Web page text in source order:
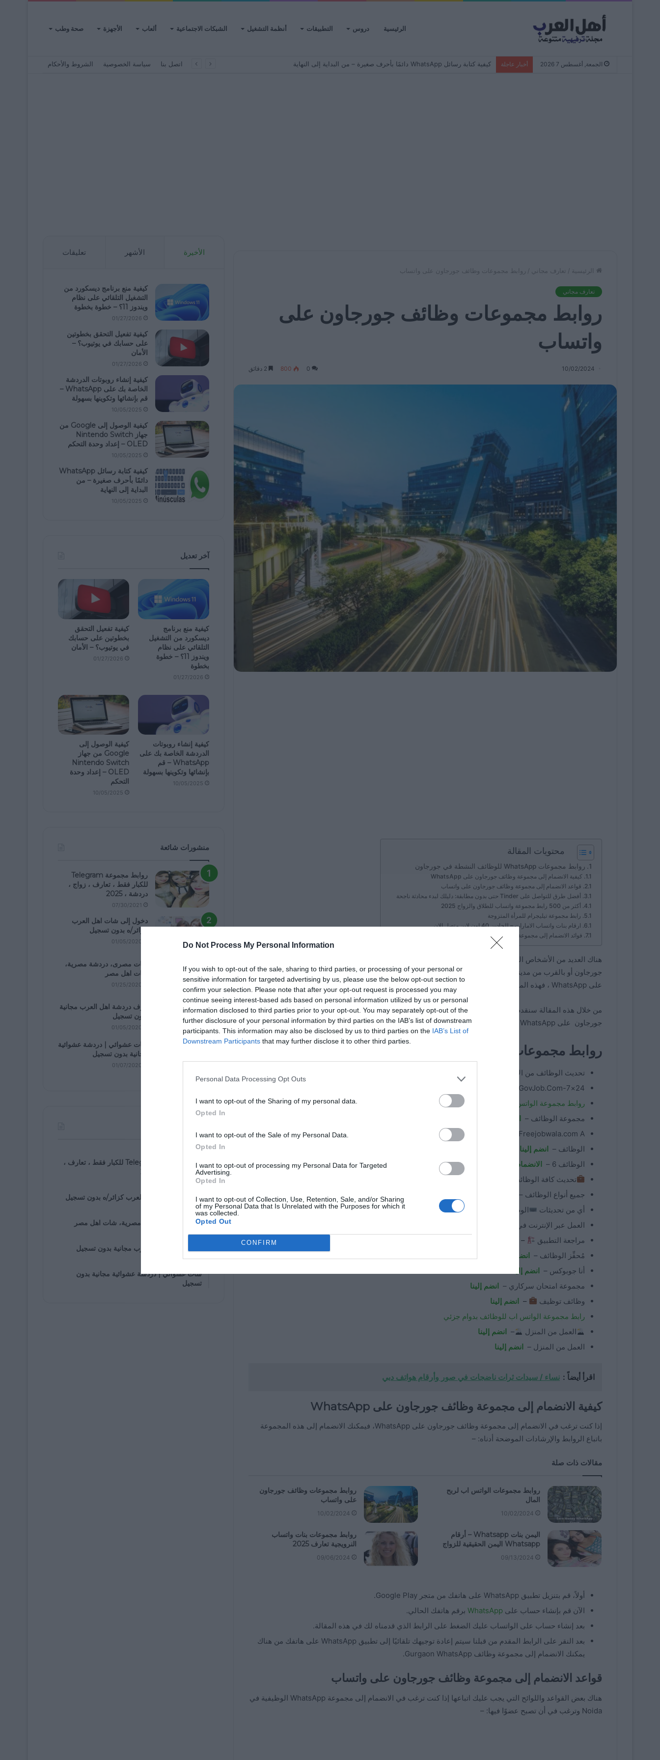
Do Not Process My Personal Information
If you wish to opt-out of the sale, sharing to third parties, or processing of your personal or
sensitive information for targeted advertising by us, please use the below opt-out section to
confirm your selection. Please note that after your opt-out request is processed you may
continue seeing interest-based ads based on personal information utilized by us or personal
information disclosed to third parties prior to your opt-out. You may separately opt-out of the
further disclosure of your personal information by third parties on the IAB’s list of downstream
participants. This information may also be disclosed by us to third parties on the IAB’s List of
Downstream Participants that may further disclose it to other third parties.
Personal Data Processing Opt Outs
I want to opt-out of the Sharing of my personal data.
Opted In
I want to opt-out of the Sale of my Personal Data.
Opted In
I want to opt-out of processing my Personal Data for Targeted
Advertising.
Opted In
I want to opt-out of Collection, Use, Retention, Sale, and/or Sharing
of my Personal Data that Is Unrelated with the Purposes for which it
was collected.
Opted Out
CONFIRM
الرئيسية دروس التطبيقات أنظمة التشغيل الشبكات الاجتماعية ألعاب الأجهزة صحة وطب
الجمعة, أغسطس 7 2026 أخبار عاجلة كيفية كتابة رسائل WhatsApp دائمًا بأحرف صغيرة – من البداية إلى النهاية اتصل بنا سياسة الخصوصية الشروط والأحكام
الرئيسية / تعارف مجاني / روابط مجموعات وظائف جورجاون على واتساب
تعارف مجاني
روابط مجموعات وظائف جورجاون على
واتساب
10/02/2024
0
800
محتويات المقالة
روابط مجموعات WhatsApp للوظائف النشطة في جورجاون
كيفية الانضمام إلى مجموعة وظائف جورجاون على WhatsApp
قواعد الانضمام إلى مجموعة وظائف جورجاون على واتساب
أفضل طرق للتواصل على Tinder حتى بدون مطابقة: دليلك لبدء محادثة ناجحة
أكثر من 500 رابط مجموعة واتساب للطلاق والزواج 2025
رابط مجموعة تيليجرام للمرأة المتزوجة
ارقام بنات واتساب الامارات – للجادين 40 اون لاين متصل الان
فوائد الانضمام إلى مجموعة وظائف جورجاون على واتساب
هناك العديد من الأشخاص الذين يبحثون عن وظائف لكسب رزقهم. إذا كنت من
جورجاون أو بالقرب من مدينة جورجاون، فهذه المقالة لك. إذا كنت ترغب في الانضمام إلى مجموعة وظائف جورجاون
على WhatsApp ، فهذه المقالة لك.
من خلال هذه المقالة سنقدم لك الروابط والإرشادات التي يمكنك من خلالها الانضمام إلى مجموعة وظائف
جورجاون على WhatsApp وتصبح عضوًا في هذه المجموعة.
روابط مجموعات WhatsApp للوظائف النشطة في جورجاون
تحديث الوظائف من الألف إلى الياء 2
24×7-GovJob.Com –
روابط مجموعة الواتس اب لنتائج الامتحانات
مجموعة الوظائف – انضم إلينا
Freejobwala.com A –
الوظائف – انضم إلينا
الوظائف 6 –
الانضمام
تحديث كافة الوظائف
جميع أنواع الوظائف –
أي من تحديثات
الوظائف
العمل عبر الإنترنت في أمازون
مراجعة التطبيق
–
مُحفِّز الوظائف – انضم إلينا
أنا جوبوكس – انضم إلينا
مجموعة امتحان سركاري – انضم إلينا
وظائف توظيف
– انضم إلينا
رابط مجموعة الواتس اب للوظائف بدوام جزئي
العمل من المنزل
–انضم إلينا
العمل من المنزل – انضم إلينا
اقرأ أيضاً : نساء / سيدات ثرات ناضجات في صور وأرقام هواتف دبي
كيفية الانضمام إلى مجموعة وظائف جورجاون على WhatsApp
إذا كنت ترغب في الانضمام إلى مجموعة وظائف جورجاون على WhatsApp، فيمكنك الانضمام إلى هذه المجموعة
باتباع الروابط والإرشادات الموضحة أدناه: –
مقالات ذات صلة
روابط مجموعات الواتس اب لربح
المال
10/02/2024
روابط مجموعات وظائف جورجاون
على واتساب
10/02/2024
اليمن بنات Whatsapp – أرقام
Whatsapp اليمن الحقيقية للزواج
09/13/2024
روابط مجموعات بنات واتساب
النرويجية تعارف 2025
09/06/2024
أولاً، قم بتنزيل تطبيق WhatsApp على هاتفك من متجر Google Play.
الآن قم بإنشاء حساب على WhatsApp برقم هاتفك الحالي.
بعد إنشاء حساب على الواتساب عليك الضغط على الرابط الذي قدمناه لك في هذه المقالة.
بعد النقر على الرابط المقدم من قبلنا سيتم إعادة توجيهك تلقائيًا إلى تطبيق WhatsApp على هاتفك من هناك
يمكنك الانضمام إلى مجموعة وظائف Gurgaon WhatsApp.
قواعد الانضمام إلى مجموعة وظائف جورجاون على واتساب
هناك بعض القواعد واللوائح التي يجب عليك اتباعها إذا كنت ترغب في الانضمام إلى مجموعة WhatsApp الوظيفية في
Noida وترغب في أن تصبح عضوًا فيها: –
الأخيرة الأشهر تعليقات
كيفية منع برنامج ديسكورد من
التشغيل التلقائي على نظام
ويندوز 11؟ – خطوة بخطوة
01/27/2026
كيفية تفعيل التحقق بخطوتين
على حسابك في يوتيوب؟ –
الأمان
01/27/2026
كيفية إنشاء روبوتات الدردشة
الخاصة بك على WhatsApp –
قم بإنشائها وتكوينها بسهولة
10/05/2025
كيفية الوصول إلى Google من
جهاز Nintendo Switch
OLED – إعداد وحدة التحكم
10/05/2025
كيفية كتابة رسائل WhatsApp
دائمًا بأحرف صغيرة – من
البداية إلى النهاية
10/05/2025
آخر تعديل
كيفية منع برنامج
ديسكورد من التشغيل
التلقائي على نظام
ويندوز 11؟ – خطوة
بخطوة
01/27/2026
كيفية تفعيل التحقق
بخطوتين على حسابك
في يوتيوب؟ – الأمان
01/27/2026
كيفية إنشاء روبوتات
الدردشة الخاصة بك على
WhatsApp – قم
بإنشائها وتكوينها بسهولة
10/05/2025
كيفية الوصول إلى
Google من جهاز
Nintendo Switch
OLED – إعداد وحدة
التحكم
10/05/2025
منشورات شائعة
روابط مجموعة Telegram
للكبار فقط ، تعارف ، زواج ،
دردشة ، 2025
07/30/2021
دخول إلى شات اهل العرب
كزائر/ه بدون تسجيل
01/05/2020
شات مصرى، دردشة مصرية،
شات اهل مصر
01/25/2020
غرف دردشة اهل العرب مجانية
بدون تسجيل
01/05/2020
شات عشوائي | دردشة عشوائية
مجانية بدون تسجيل
01/07/2020
07/30/2021
روابط مجموعة Telegram للكبار فقط ، تعارف ،
زواج ، دردشة ، 2025
دخول إلى شات اهل العرب كزائر/ه بدون تسجيل
01/25/2020
شات مصرى، دردشة مصرية، شات اهل مصر
غرف دردشة اهل العرب مجانية بدون تسجيل
شات عشوائي | دردشة عشوائية مجانية بدون
تسجيل